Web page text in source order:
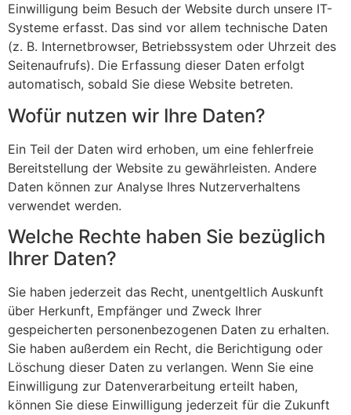
Einwilligung beim Besuch der Website durch unsere IT-
Systeme erfasst. Das sind vor allem technische Daten
(z. B. Internetbrowser, Betriebssystem oder Uhrzeit des
Seitenaufrufs). Die Erfassung dieser Daten erfolgt
automatisch, sobald Sie diese Website betreten.
Wofür nutzen wir Ihre Daten?
Ein Teil der Daten wird erhoben, um eine fehlerfreie
Bereitstellung der Website zu gewährleisten. Andere
Daten können zur Analyse Ihres Nutzerverhaltens
verwendet werden.
Welche Rechte haben Sie bezüglich
Ihrer Daten?
Sie haben jederzeit das Recht, unentgeltlich Auskunft
über Herkunft, Empfänger und Zweck Ihrer
gespeicherten personenbezogenen Daten zu erhalten.
Sie haben außerdem ein Recht, die Berichtigung oder
Löschung dieser Daten zu verlangen. Wenn Sie eine
Einwilligung zur Datenverarbeitung erteilt haben,
können Sie diese Einwilligung jederzeit für die Zukunft